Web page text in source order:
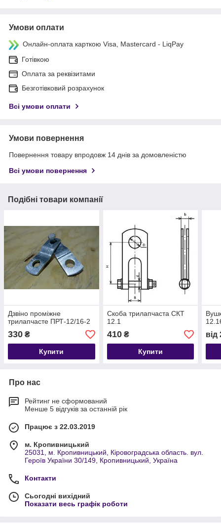
Умови оплати
Онлайн-оплата карткою Visa, Mastercard - LiqPay
Готівкою
Оплата за реквізитами
Безготівковий розрахунок
Всі умови оплати
Умови повернення
Повернення товару впродовж 14 днів за домовленістю
Всі умови повернення
Подібні товари компанії
Дзвіно проміжне
трилапчасте ПРТ-12/16-2
330 ₴
Купити
Скоба трилапчаста СКТ
12.1
410₴
Купити
від
Про нас
Рейтинг не сформований
Менше 5 відгуків за останній рік
Працює з 22.03.2019
м. Кропивницький
25031, м. Кропивницький, Кіровоградська область. вул.
Героїв України 30/149, Кропивницький, Україна
Контакти
Сьогодні вихідний
Показати весь графік роботи